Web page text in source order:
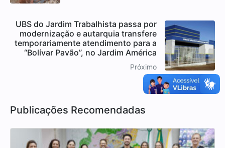
UBS do Jardim Trabalhista passa por
modernização e autarquia transfere
temporariamente atendimento para a
“Bolívar Pavão”, no Jardim América
Próximo
Publicações Recomendadas